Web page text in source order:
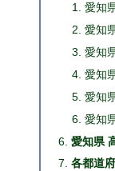
愛知
愛知
愛知
愛知
愛知
愛知
愛知県
各都道